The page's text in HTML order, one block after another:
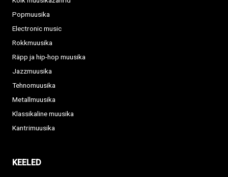
Popmuusika
Electronic music
Rokkmuusika
Räpp ja hip-hop muusika
Jazzmuusika
Tehnomuusika
Metallmuusika
Klassikaline muusika
Kantrimuusika
KEELED